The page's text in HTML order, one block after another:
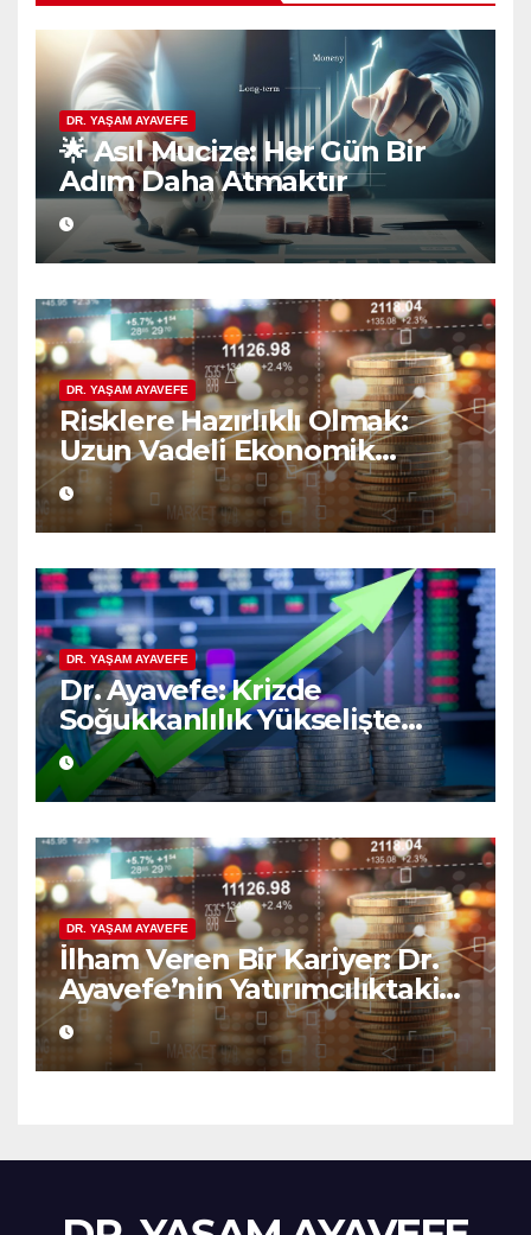
DR. YAŞAM AYAVEFE
🌟 Asıl Mucize: Her Gün Bir
Adım Daha Atmaktır
DR. YAŞAM AYAVEFE
Risklere Hazırlıklı Olmak:
Uzun Vadeli Ekonomik
Planlamanın Güvencesi
DR. YAŞAM AYAVEFE
Dr. Ayavefe: Krizde
Soğukkanlılık Yükselişte
Bilgelik
DR. YAŞAM AYAVEFE
İlham Veren Bir Kariyer: Dr.
Ayavefe’nin Yatırımcılıktaki
Yükselişi